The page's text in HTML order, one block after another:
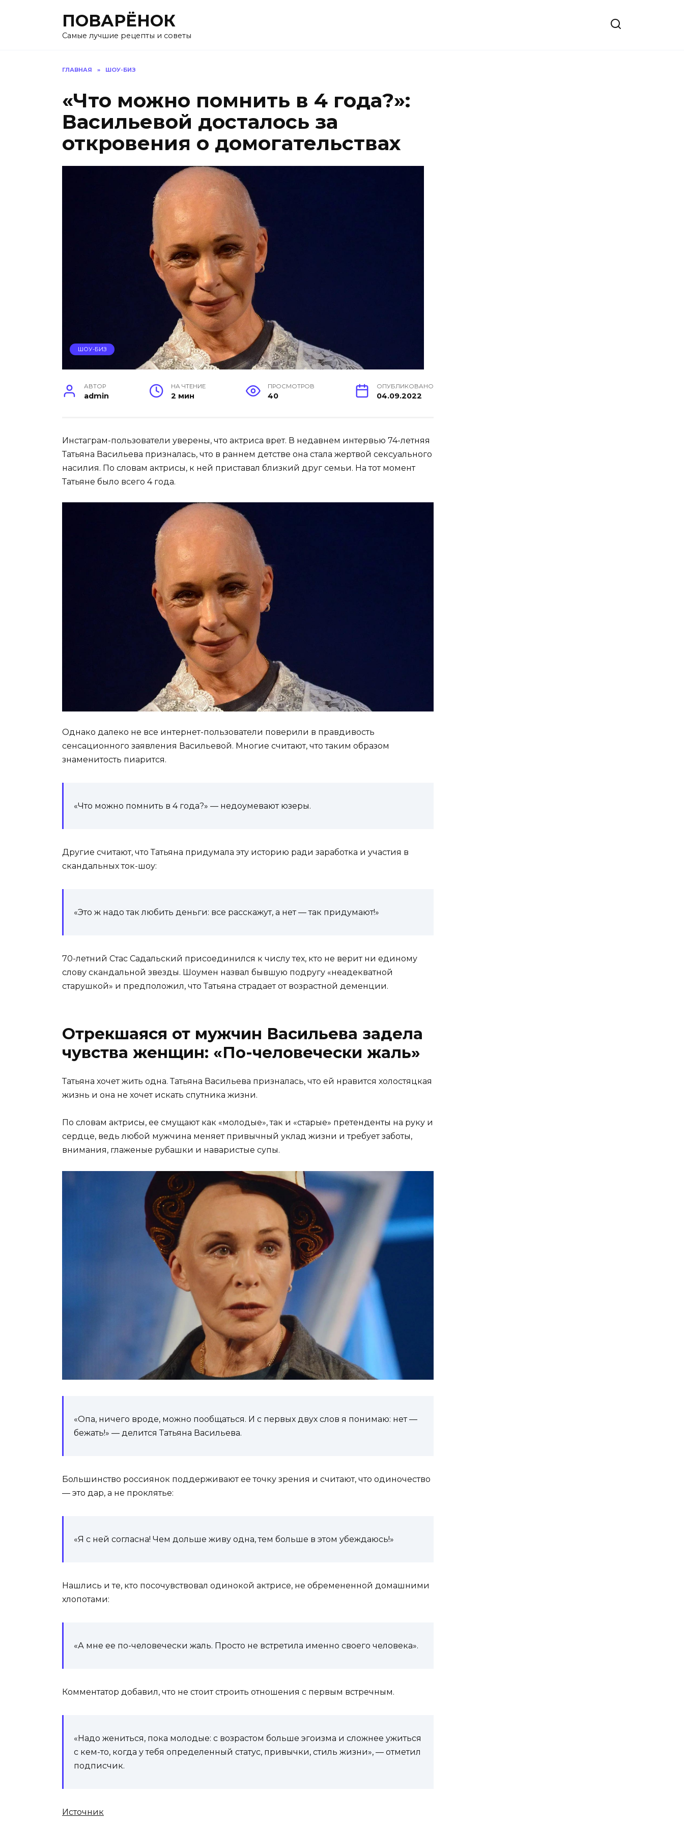
ПОВАРЁНОК
Самые лучшие рецепты и советы
ГЛАВНАЯ » ШОУ-БИЗ
«Что можно помнить в 4 года?»:
Васильевой досталось за
откровения о домогательствах
ШОУ-БИЗ
АВТОР
admin
НА ЧТЕНИЕ
2 мин
ПРОСМОТРОВ
40
ОПУБЛИКОВАНО
04.09.2022
Инстаграм-пользователи уверены, что актриса врет. В недавнем интервью 74-летняя
Татьяна Васильева призналась, что в раннем детстве она стала жертвой сексуального
насилия. По словам актрисы, к ней приставал близкий друг семьи. На тот момент
Татьяне было всего 4 года.
Однако далеко не все интернет-пользователи поверили в правдивость
сенсационного заявления Васильевой. Многие считают, что таким образом
знаменитость пиарится.
«Что можно помнить в 4 года?» — недоумевают юзеры.
Другие считают, что Татьяна придумала эту историю ради заработка и участия в
скандальных ток-шоу:
«Это ж надо так любить деньги: все расскажут, а нет — так придумают!»
70-летний Стас Садальский присоединился к числу тех, кто не верит ни единому
слову скандальной звезды. Шоумен назвал бывшую подругу «неадекватной
старушкой» и предположил, что Татьяна страдает от возрастной деменции.
Отрекшаяся от мужчин Васильева задела
чувства женщин: «По-человечески жаль»
Татьяна хочет жить одна. Татьяна Васильева призналась, что ей нравится холостяцкая
жизнь и она не хочет искать спутника жизни.
По словам актрисы, ее смущают как «молодые», так и «старые» претенденты на руку и
сердце, ведь любой мужчина меняет привычный уклад жизни и требует заботы,
внимания, глаженые рубашки и наваристые супы.
«Опа, ничего вроде, можно пообщаться. И с первых двух слов я понимаю: нет —
бежать!» — делится Татьяна Васильева.
Большинство россиянок поддерживают ее точку зрения и считают, что одиночество
— это дар, а не проклятье:
«Я с ней согласна! Чем дольше живу одна, тем больше в этом убеждаюсь!»
Нашлись и те, кто посочувствовал одинокой актрисе, не обремененной домашними
хлопотами:
«А мне ее по-человечески жаль. Просто не встретила именно своего человека».
Комментатор добавил, что не стоит строить отношения с первым встречным.
«Надо жениться, пока молодые: с возрастом больше эгоизма и сложнее ужиться
с кем-то, когда у тебя определенный статус, привычки, стиль жизни», — отметил
подписчик.
Источник